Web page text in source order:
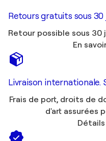
Retours gratuits sous 30
Retour possible sous 30
En
Livraison internationale.
Frais de port, droits de
d'art assurées